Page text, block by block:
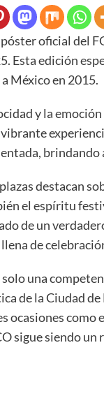
póster oficial del
Esta edición
México en 2015.
y la
brindando
destacan
el espíritu
de un
de
una
de la Ciudad
ocasiones como
sigue siendo